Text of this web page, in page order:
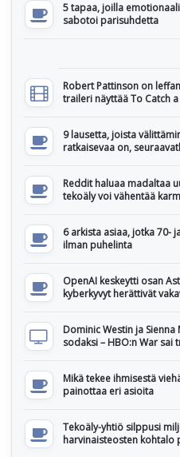
5 tapaa, joilla
sabotoi parisuhdetta
Robert Pattinson on
traileri näyttää To Catch
9 lausetta, joista
ratkaisevaa on,
Reddit haluaa madaltaa
tekoäly voi vähentää
6 arkista asiaa, jotka 70-
ilman puhelinta
OpenAI keskeytti osan
kyberkyvyt herättivät
Dominic Westin ja
sodaksi – HBO:n War sai
Mikä tekee ihmisestä
painottaa eri asioita
Tekoäly-yhtiö silppusi
harvinaisteosten